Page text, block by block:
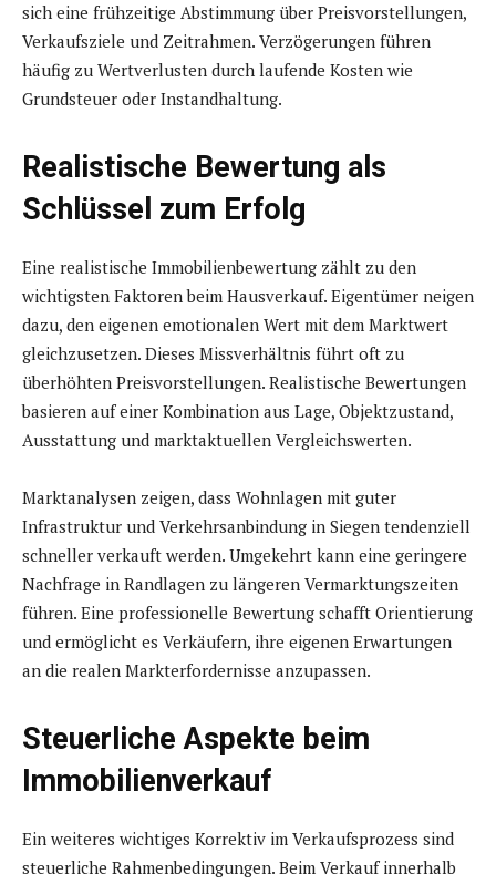
sich eine frühzeitige Abstimmung über Preisvorstellungen,
Verkaufsziele und Zeitrahmen. Verzögerungen führen
häufig zu Wertverlusten durch laufende Kosten wie
Grundsteuer oder Instandhaltung.
Realistische Bewertung als
Schlüssel zum Erfolg
Eine realistische Immobilienbewertung zählt zu den
wichtigsten Faktoren beim Hausverkauf. Eigentümer neigen
dazu, den eigenen emotionalen Wert mit dem Marktwert
gleichzusetzen. Dieses Missverhältnis führt oft zu
überhöhten Preisvorstellungen. Realistische Bewertungen
basieren auf einer Kombination aus Lage, Objektzustand,
Ausstattung und marktaktuellen Vergleichswerten.
Marktanalysen zeigen, dass Wohnlagen mit guter
Infrastruktur und Verkehrsanbindung in Siegen tendenziell
schneller verkauft werden. Umgekehrt kann eine geringere
Nachfrage in Randlagen zu längeren Vermarktungszeiten
führen. Eine professionelle Bewertung schafft Orientierung
und ermöglicht es Verkäufern, ihre eigenen Erwartungen
an die realen Markterfordernisse anzupassen.
Steuerliche Aspekte beim
Immobilienverkauf
Ein weiteres wichtiges Korrektiv im Verkaufsprozess sind
steuerliche Rahmenbedingungen. Beim Verkauf innerhalb